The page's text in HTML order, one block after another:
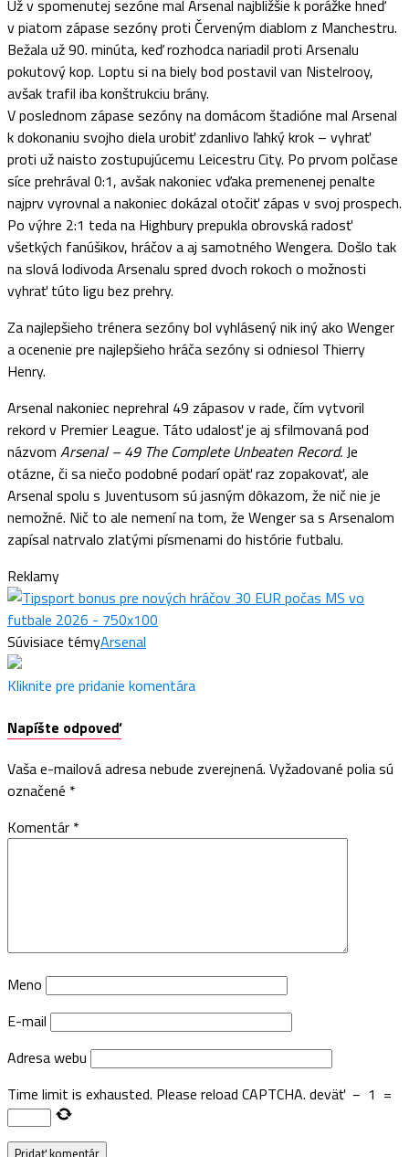
Už v spomenutej sezóne mal Arsenal najbližšie k porážke hneď
v piatom zápase sezóny proti Červeným diablom z Manchestru.
Bežala už 90. minúta, keď rozhodca nariadil proti Arsenalu
pokutový kop. Loptu si na biely bod postavil van Nistelrooy,
avšak trafil iba konštrukciu brány.
V poslednom zápase sezóny na domácom štadióne mal Arsenal
k dokonaniu svojho diela urobiť zdanlivo ľahký krok – vyhrať
proti už naisto zostupujúcemu Leicestru City. Po prvom polčase
síce prehrával 0:1, avšak nakoniec vďaka premenenej penalte
najprv vyrovnal a nakoniec dokázal otočiť zápas v svoj prospech.
Po výhre 2:1 teda na Highbury prepukla obrovská radosť
všetkých fanúšikov, hráčov a aj samotného Wengera. Došlo tak
na slová lodivoda Arsenalu spred dvoch rokoch o možnosti
vyhrať túto ligu bez prehry.
Za najlepšieho trénera sezóny bol vyhlásený nik iný ako Wenger
a ocenenie pre najlepšieho hráča sezóny si odniesol Thierry
Henry.
Arsenal nakoniec neprehral 49 zápasov v rade, čím vytvoril
rekord v Premier League. Táto udalosť je aj sfilmovaná pod
názvom Arsenal – 49 The Complete Unbeaten Record.Je
otázne, či sa niečo podobné podarí opäť raz zopakovať, ale
Arsenal spolu s Juventusom sú jasným dôkazom, že nič nie je
nemožné. Nič to ale nemení na tom, že Wenger sa s Arsenalom
zapísal natrvalo zlatými písmenami do histórie futbalu.
Reklamy
Súvisiace témyArsenal
Kliknite pre pridanie komentára
Napíšte odpoveď
Vaša e-mailová adresa nebude zverejnená. Vyžadované polia sú
označené *
Komentár *
Meno
E-mail
Adresa webu
Time limit is exhausted. Please reload CAPTCHA. deväť − 1 =